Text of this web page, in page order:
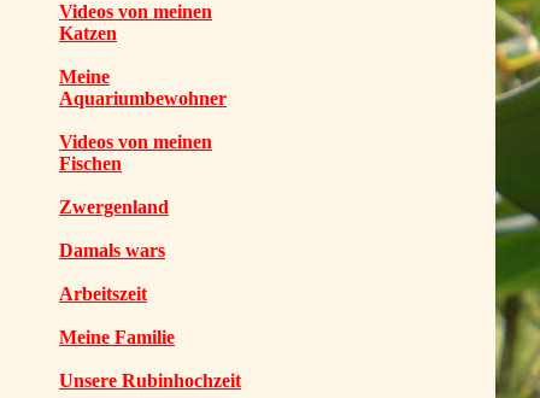
Videos von meinen
Katzen
Meine
Aquariumbewohner
Videos von meinen
Fischen
Zwergenland
Damals wars
Arbeitszeit
Meine Familie
Unsere Rubinhochzeit